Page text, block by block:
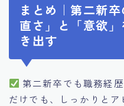
まとめ｜第二新
直さ」と「意欲
き出す
第二新卒でも職務経
だけでも、しっかりとア